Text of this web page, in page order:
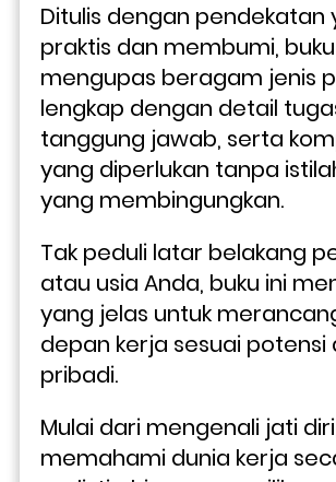
Ditulis dengan pendekatan
praktis dan membumi,
mengupas beragam jenis
lengkap dengan detail
tanggung jawab, serta
yang diperlukan tanpa
yang membingungkan.
Tak peduli latar belakang
atau usia Anda, buku ini
yang jelas untuk
depan kerja sesuai potensi
pribadi.
Mulai dari mengenali jati
memahami dunia kerja